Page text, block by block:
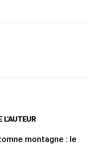
L'AUTEUR
montagne : le